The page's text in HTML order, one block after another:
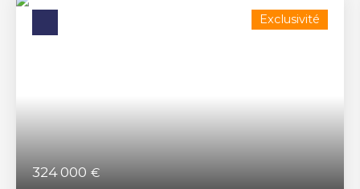
324 000 €
Exclusivité